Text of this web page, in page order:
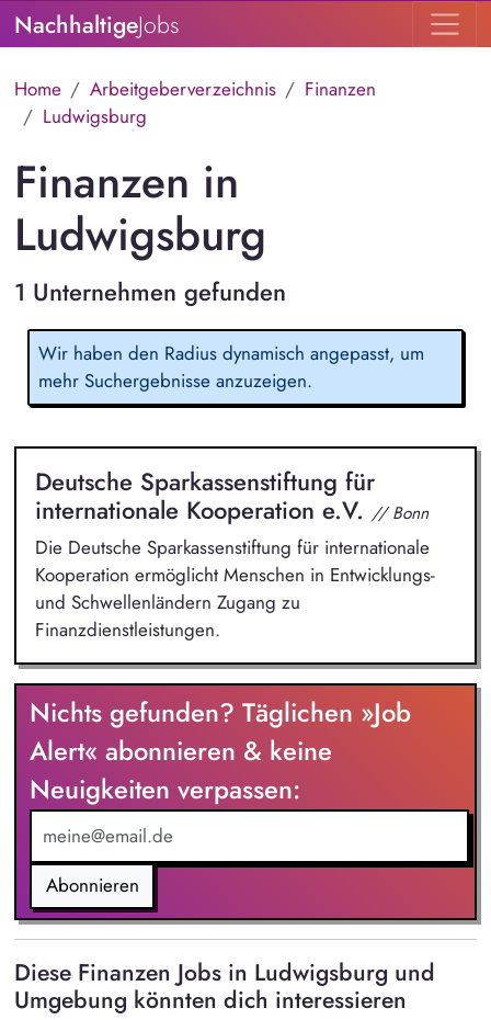
NachhaltigeJobs
Home Arbeitgeberverzeichnis
Finanzen
Ludwigsburg
Finanzen in
Ludwigsburg
1 Unternehmen gefunden
Wir haben den Radius dynamisch angepasst, um
mehr Suchergebnisse anzuzeigen.
Deutsche Sparkassenstiftung für
internationale Kooperation e.V. // Bonn
Die Deutsche Sparkassenstiftung für internationale
Kooperation ermöglicht Menschen in Entwicklungs-
und Schwellenländern Zugang zu
Finanzdienstleistungen.
Nichts gefunden? Täglichen »Job
Alert« abonnieren & keine
Neuigkeiten verpassen:
Abonnieren
Diese Finanzen Jobs in Ludwigsburg und
Umgebung könnten dich interessieren